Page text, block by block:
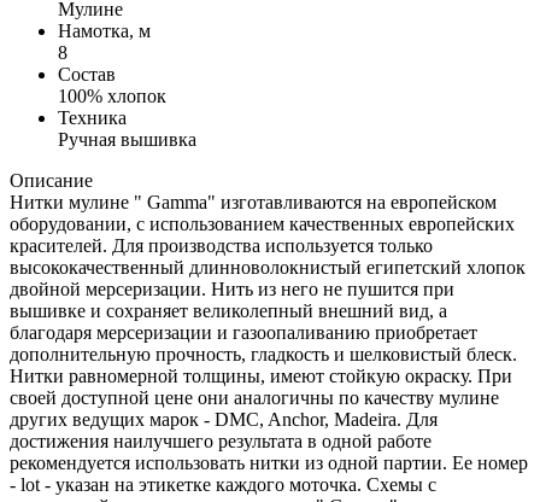
Мулине
Намотка, м
8
Состав
100% хлопок
Техника
Ручная вышивка
Описание
Нитки мулине " Gamma" изготавливаются на европейском
оборудовании, с использованием качественных европейских
красителей. Для производства используется только
высококачественный длинноволокнистый египетский хлопок
двойной мерсеризации. Нить из него не пушится при
вышивке и сохраняет великолепный внешний вид, а
благодаря мерсеризации и газоопаливанию приобретает
дополнительную прочность, гладкость и шелковистый блеск.
Нитки равномерной толщины, имеют стойкую окраску. При
своей доступной цене они аналогичны по качеству мулине
других ведущих марок - DMC, Anchor, Madeira. Для
достижения наилучшего результата в одной работе
рекомендуется использовать нитки из одной партии. Ее номер
- lot - указан на этикетке каждого моточка. Схемы с